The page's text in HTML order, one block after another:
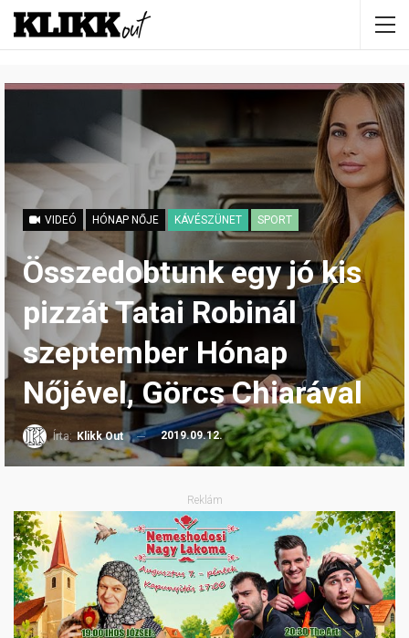
VIDEÓ HÓNAP NŐJE KÁVÉSZÜNET SPORT
Összedobtunk egy jó kis
pizzát Tatai Robinál
szeptember Hónap
Nőjével, Görcs Chiarával
Írta: Klikk Out 2019.09.12.
Reklám